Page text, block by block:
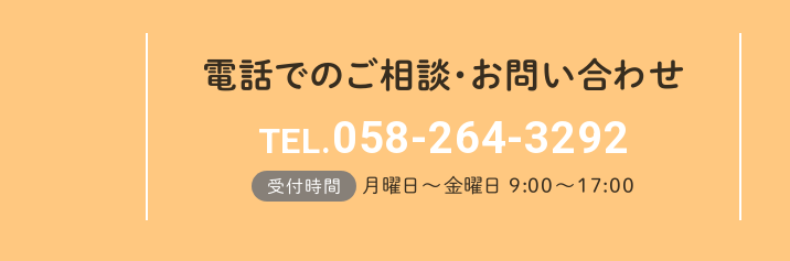
電話でのご相談・お問い合わせ
TEL.058-264-3292
受付時間 月曜日～金曜日 9:00～17:00